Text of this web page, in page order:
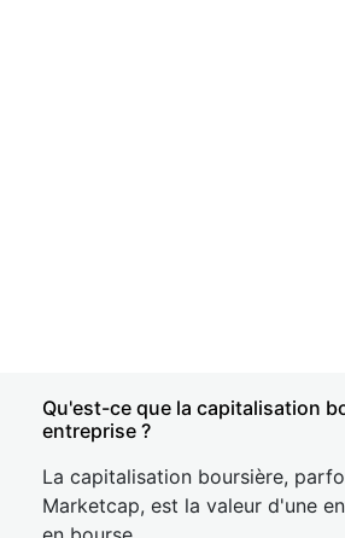
Qu'est-ce que la capitalisation
entreprise ?
La capitalisation boursière,
Marketcap, est la valeur d'une